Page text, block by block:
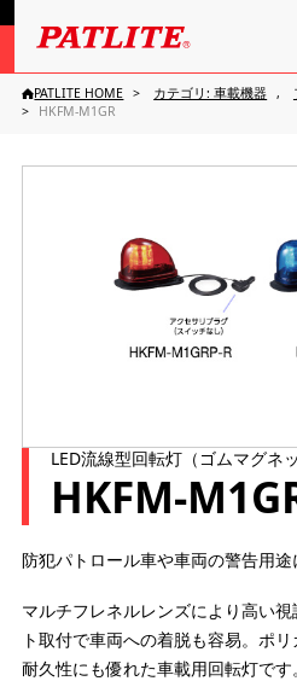
PATLITE HOME カテゴリ: 車載機器
HKFM-M1GR
LED流線型回転灯（ゴムマグネ
HKFM-
防犯パトロール車や車両の警告用途
マルチフレネルレンズにより高い
ト取付で車両への着脱も容易。ポ
耐久性にも優れた車載用回転灯です。